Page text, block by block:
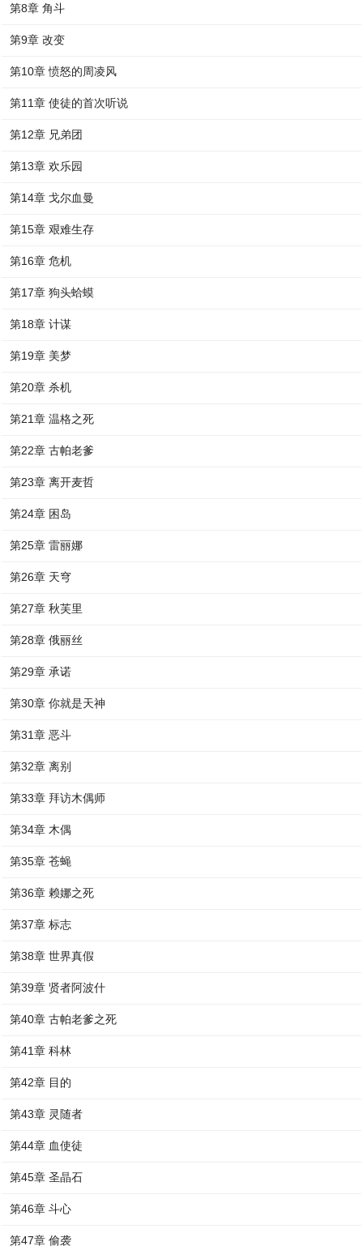
第8章 角斗
第9章 改变
第10章 愤怒的周凌风
第11章 使徒的首次听说
第12章 兄弟团
第13章 欢乐园
第14章 戈尔血曼
第15章 艰难生存
第16章 危机
第17章 狗头蛤蟆
第18章 计谋
第19章 美梦
第20章 杀机
第21章 温格之死
第22章 古帕老爹
第23章 离开麦哲
第24章 困岛
第25章 雷丽娜
第26章 天穹
第27章 秋芙里
第28章 俄丽丝
第29章 承诺
第30章 你就是天神
第31章 恶斗
第32章 离别
第33章 拜访木偶师
第34章 木偶
第35章 苍蝇
第36章 赖娜之死
第37章 标志
第38章 世界真假
第39章 贤者阿波什
第40章 古帕老爹之死
第41章 科林
第42章 目的
第43章 灵随者
第44章 血使徒
第45章 圣晶石
第46章 斗心
第47章 偷袭